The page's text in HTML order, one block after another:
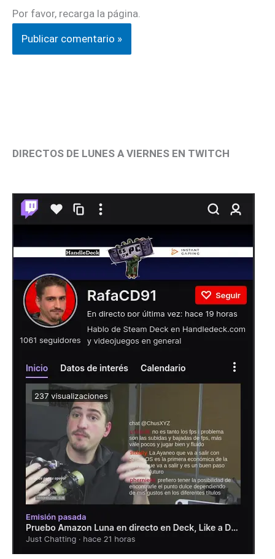
Por favor, recarga la página.
DIRECTOS DE LUNES A VIERNES EN TWITCH